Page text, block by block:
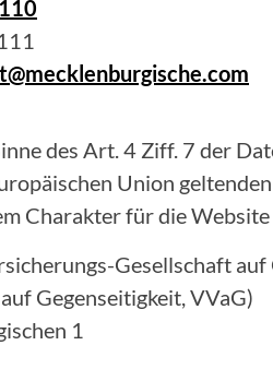
des Art. 4 Ziff. 7 der
Union
Charakter für die Website
Gesellschaft auf
Gegenseitigkeit, VVaG)
1